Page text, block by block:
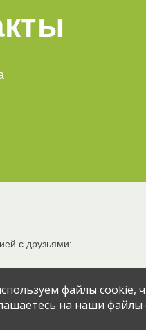
с друзьями:
файлы cookie,
на наши